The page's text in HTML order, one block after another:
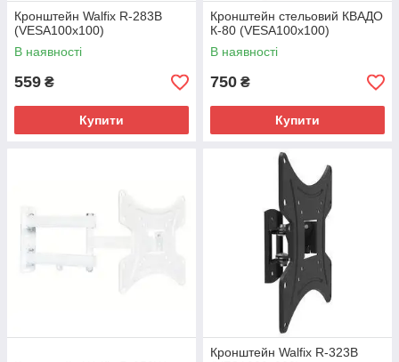
Кронштейн Walfix R-283B
(VESA100х100)
В наявності
559 ₴
Купити
Кронштейн стельовий КВАДО
К-80 (VESA100х100)
В наявності
750 ₴
Купити
Кронштейн Walfix R-323B